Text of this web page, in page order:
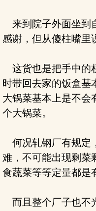
来到院子外面坐到
感谢，但从傻柱嘴里
这货也是把手中的
时带回去家的饭盒基
大锅菜基本上是不会
个大锅菜。
何况轧钢厂有规定
难，不可能出现剩菜
食蔬菜等等定量都是
而且整个厂子也不